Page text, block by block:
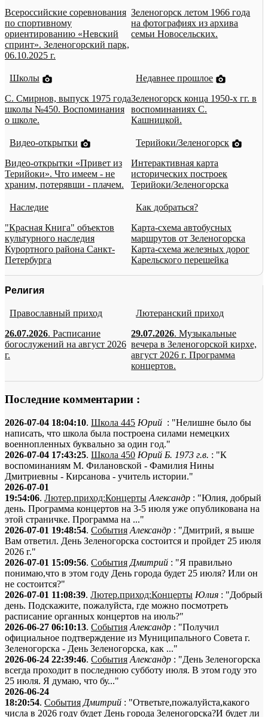
Всероссийские соревнования
по спортивному
ориентированию «Невский
спринт». Зеленогорский парк,
06.10.2025 г.
Зеленогорск летом 1966 года
на фотографиях из архива
семьи Новосельских.
Школы
С. Смирнов, выпуск 1975 года
школы №450. Воспоминания
о школе.
Недавнее прошлое
Зеленогорск конца 1950-х гг. в
воспоминаниях С.
Кашницкой.
Видео-открытки
Видео-открытки «Привет из
Терийоки». Что имеем - не
храним, потерявши - плачем.
Терийоки/Зеленогорск
Интерактивная карта
исторических построек
Терийоки/Зеленогорска
Наследие
"Красная Книга" объектов
культурного наследия
Курортного района Санкт-
Петербурга
Как добраться?
Карта-схема автобусных
маршрутов от Зеленогорска
Карта-схема железных дорог
Карельского перешейка
Религия
Православный приход
26.07.2026. Расписание
богослужений на август 2026
г.
Лютеранский приход
29.07.2026. Музыкальные
вечера в Зеленогорской кирхе,
август 2026 г. Программа
концертов.
Последние комментарии :
2026-07-04 18:04:10. Школа 445 Юрий : "Нелишне было бы
написать, что школа была построена силами немецких
военнопленных буквально за один год."
2026-07-04 17:43:25. Школа 450 Юрий Б. 1973 г.в. : "К
воспоминаниям М. Филановской - Фамилия Нины
Дмитриевны - Кирсанова - учитель истории."
2026-07-01
19:54:06. Лютер.приход:Концерты Александр : "Юлия, добрый
день. Программа концертов на 3-5 июля уже опубликована на
этой страничке. Программа на ..."
2026-07-01 19:48:54. События Александр : "Дмитрий, я выше
Вам ответил. День Зеленогорска состоится и пройдет 25 июля
2026 г."
2026-07-01 15:09:56. События Дмитрий : "Я правильно
понимаю,что в этом году День города будет 25 июля? Или он
не состоится?"
2026-07-01 11:08:39. Лютер.приход:Концерты Юлия : "Добрый
день. Подскажите, пожалуйста, где можно посмотреть
расписание органных концертов на июль?"
2026-06-27 06:10:13. События Александр : "Получил
официальное подтверждение из Муниципального Совета г.
Зеленогорска - День Зеленогорска, как ..."
2026-06-24 22:39:46. События Александр : "День Зеленогорска
всегда проходит в последнюю субботу июля. В этом году это
25 июля. Я думаю, что бу..."
2026-06-24
18:20:54. События Дмитрий : "Ответьте,пожалуйста,какого
числа в 2026 году будет День города Зеленогорска?И будет ли